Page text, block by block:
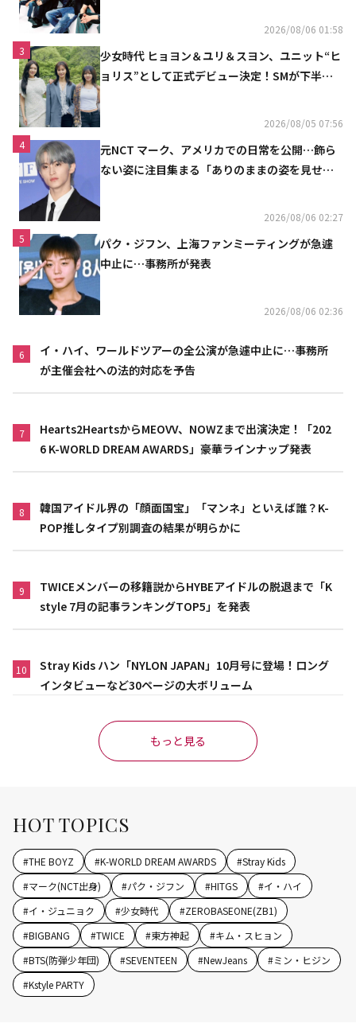
2026/08/06 01:58
3
少女時代 ヒョヨン＆ユリ＆スヨン、ユニット“ヒ
ョリス”として正式デビュー決定！SMが下半期
2026/08/05 07:56
4
元NCT マーク、アメリカでの日常を公開…飾ら
ない姿に注目集まる「ありのままの姿を見せた
2026/08/06 02:27
5
パク・ジフン、上海ファンミーティングが急遽
中止に…事務所が発表
2026/08/06 02:36
6
イ・ハイ、ワールドツアーの全公演が急遽中止に…事務所
が主催会社への法的対応を予告
7
Hearts2HeartsからMEOVV、NOWZまで出演決定！「202
6 K-WORLD DREAM AWARDS」豪華ラインナップ発表
8
韓国アイドル界の「顔面国宝」「マンネ」といえば誰？K-
POP推しタイプ別調査の結果が明らかに
9
TWICEメンバーの移籍説からHYBEアイドルの脱退まで「K
style 7月の記事ランキングTOP5」を発表
10
Stray Kids ハン「NYLON JAPAN」10月号に登場！ロング
インタビューなど30ページの大ボリューム
もっと見る
HOT TOPICS
#THE BOYZ #K-WORLD DREAM AWARDS #Stray Kids
#マーク(NCT出身) #パク・ジフン #HITGS #イ・ハイ
#イ・ジュニョク #少女時代 #ZEROBASEONE(ZB1)
#BIGBANG #TWICE #東方神起 #キム・スヒョン
#BTS(防弾少年団) #SEVENTEEN #NewJeans #ミン・ヒジン
#Kstyle PARTY